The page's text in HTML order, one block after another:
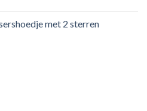
met 2 sterren